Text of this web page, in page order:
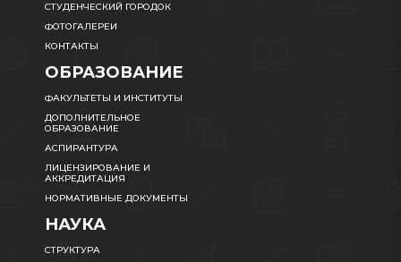
СТУДЕНЧЕСКИЙ ГОРОДОК
ФОТОГАЛЕРЕИ
КОНТАКТЫ
ОБРАЗОВАНИЕ
ФАКУЛЬТЕТЫ И ИНСТИТУТЫ
ДОПОЛНИТЕЛЬНОЕ
ОБРАЗОВАНИЕ
АСПИРАНТУРА
ЛИЦЕНЗИРОВАНИЕ И
АККРЕДИТАЦИЯ
НОРМАТИВНЫЕ ДОКУМЕНТЫ
НАУКА
СТРУКТУРА